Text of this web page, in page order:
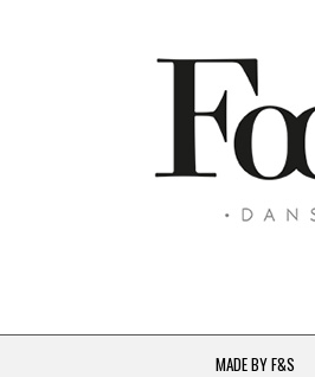
MADE BY F&S